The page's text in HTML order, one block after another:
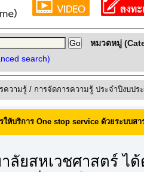
search)
หมวดหมู่
ความรู้ / การจัดการความรู้ ประจำปีงบป
ห้บริการ One stop service ด้วยระบบส
หเวชศาสตร์ ได้ด